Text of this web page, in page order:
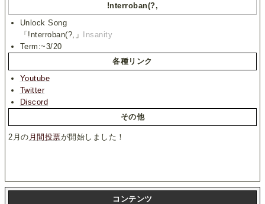
!nterroban(?,
Unlock Song
「!nterroban(?,」
Insanity
Term:~3/20
各種リンク
Youtube
Twitter
Discord
その他
2月の 月間投票が開始しました！
コンテンツ